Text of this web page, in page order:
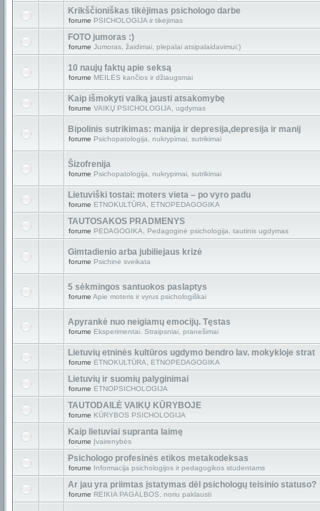
Krikščioniškas tikėjimas psichologo darbe
forume PSICHOLOGIJA ir tikėjimas
FOTO jumoras :)
forume Jumoras, žaidimai, plepalai atsipalaidavimui:)
10 naujų faktų apie seksą
forume MEILĖS kančios ir džiaugsmai
Kaip išmokyti vaiką jausti atsakomybę
forume VAIKŲ PSICHOLOGIJA, ugdymas
Bipolinis sutrikimas: manija ir depresija,depresija ir manij
forume Psichopatologija, nukrypimai, sutrikimai
Šizofrenija
forume Psichopatologija, nukrypimai, sutrikimai
Lietuviški tostai: moters vieta – po vyro padu
forume ETNOKULTŪRA, ETNOPEDAGOGIKA
TAUTOSAKOS PRADMENYS
forume PEDAGOGIKA, Pedagoginė psichologija, tautinis ugdymas
Gimtadienio arba jubiliejaus krizė
forume Psichinė sveikata
5 sėkmingos santuokos paslaptys
forume Apie moteris ir vyrus psichologiškai
Apyrankė nuo neigiamų emocijų. Tęstas
forume Eksperimentai. Straipsniai, pranešimai
Lietuvių etninės kultūros ugdymo bendro lav. mokykloje strat
forume ETNOKULTŪRA, ETNOPEDAGOGIKA
Lietuvių ir suomių palyginimai
forume ETNOPSICHOLOGIJA
TAUTODAILĖ VAIKŲ KŪRYBOJE
forume KŪRYBOS PSICHOLOGIJA
Kaip lietuviai supranta laimę
forume Įvairenybės
Psichologo profesinės etikos metakodeksas
forume Informacija psichologijos ir pedagogikos studentams
Ar jau yra priimtas įstatymas dėl psichologų teisinio statuso?
forume REIKIA PAGALBOS, noriu paklausti